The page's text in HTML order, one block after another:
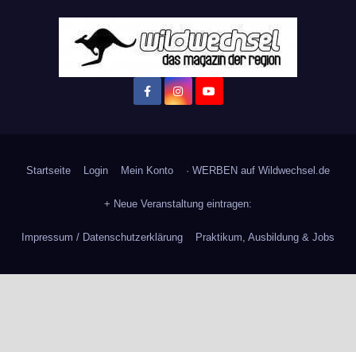
Startseite Login Mein Konto · WERBEN auf Wildwechsel.de
+ Neue Veranstaltung eintragen:
Impressum / Datenschutzerklärung Praktikum, Ausbildung & Jobs